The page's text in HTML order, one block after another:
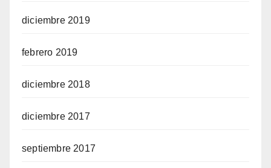
diciembre 2019
febrero 2019
diciembre 2018
diciembre 2017
septiembre 2017